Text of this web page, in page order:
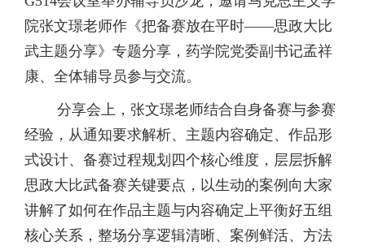
院张文璟老师作《把备赛放在平时——思政大比
武主题分享》专题分享，药学院党委副书记孟祥
康、全体辅导员参与交流。
分享会上，张文璟老师结合自身备赛与参赛
经验，从通知要求解析、主题内容确定、作品形
式设计、备赛过程规划四个核心维度，层层拆解
思政大比武备赛关键要点，以生动的案例向大家
讲解了如何在作品主题与内容确定上平衡好五组
核心关系，整场分享逻辑清晰、案例鲜活、方法